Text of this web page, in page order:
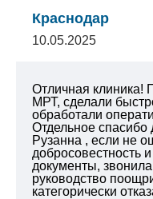
Краснодар
10.05.2025
Отличная клиника!
МРТ, сделали
обработали
Отдельное
Рузанна , если не
добросовестность
документы,
руководство
категорически